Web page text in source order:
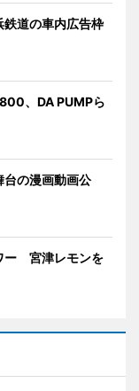
鉄道の車内広告枠
、DA PUMPら
台の漫画動画公
ー 宮津レモンを